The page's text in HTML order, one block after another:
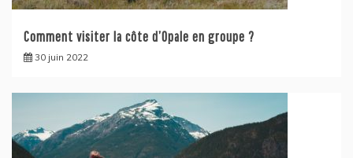
Comment visiter la côte d’Opale en groupe ?
30 juin 2022